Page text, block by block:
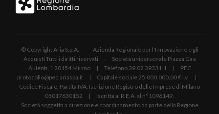
© Copyright Aria S.p.A. - Azienda Regionale per l'Innovazione e gli
Acquisti Tutti i diritti riservati - Società unipersonale Piazza Gae
Aulenti, 1 20154 Milano | Telefono 39.02 39331.1 | PEC
protocollo@pec.ariaspa.it | Capitale sociale 25.000.000,00 € i.v. |
Codice Fiscale, Partita IVA, Iscrizione Registro delle Imprese di Milano
05017630152 | Iscritta al R.E.A. al n°1096149.
Società soggetta a direzione e coordinamento da parte della Regione